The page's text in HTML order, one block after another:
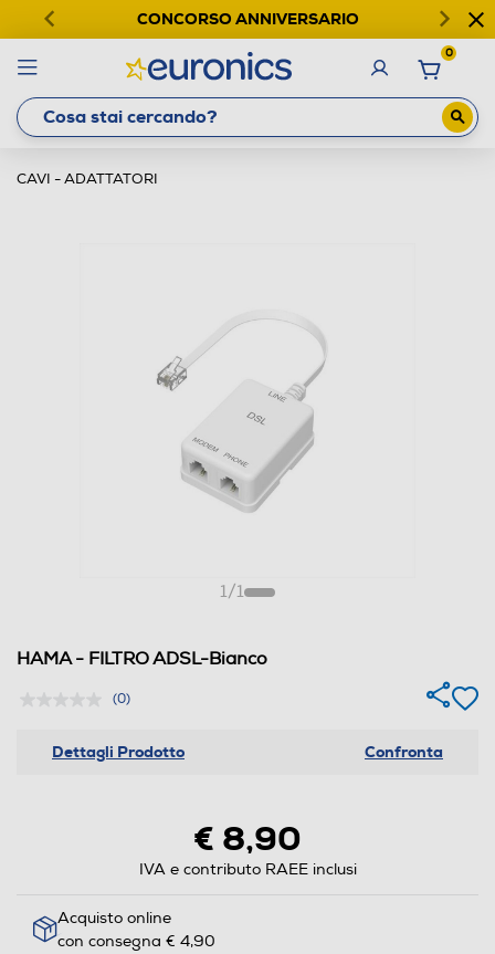
CONCORSO ANNIVERSARIO
0
CAVI - ADATTATORI
1/1
HAMA - FILTRO ADSL-Bianco
(0)
Dettagli Prodotto Confronta
€ 8,90
IVA e contributo RAEE inclusi
Acquisto online
con consegna € 4,90